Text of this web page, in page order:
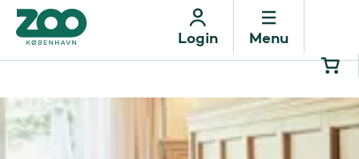
Menu
Login